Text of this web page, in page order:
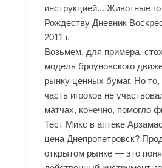
инструкцией... Животные
Рождеству Дневник
2011 г.
Возьмем, для примера,
модель броуновского
рынку ценных бумаг. Но то,
часть игроков не
матчах, конечно, помогло
Тест Микс в аптеке
цена Днепропетровск?
открытом рынке — это